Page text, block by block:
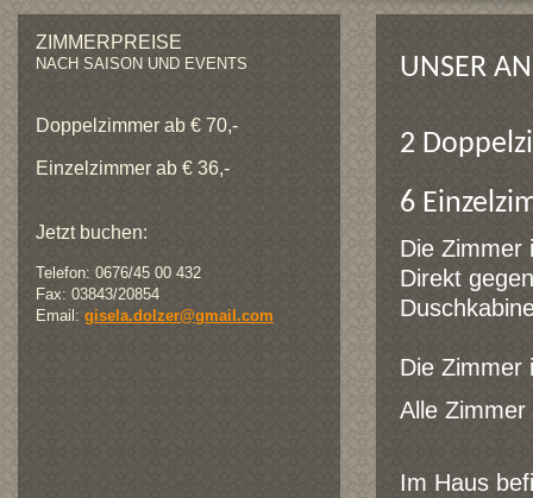
ZIMMERPREISE
NACH SAISON UND EVENTS
Doppelzimmer ab € 70,-
Einzelzimmer ab € 36,-
Jetzt buchen:
Telefon: 0676/45 00 432
Fax: 03843/20854
Email: gisela.dolzer@gmail.com
UNSER
2
6
Die Zimmer
Direkt
Die Zimmer
Alle
Im Haus